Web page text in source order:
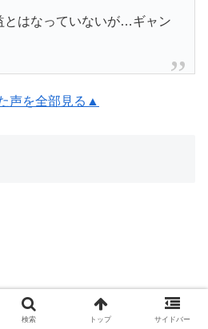
とはなっていないが…ギャン
声を全部見る▲
検索 トップ サイドバー